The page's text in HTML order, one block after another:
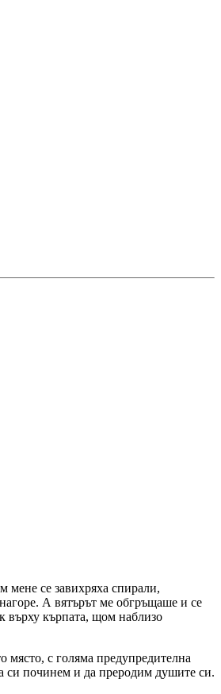
мене се завихряха спирали,
А вятърът ме обгръщаше и се
върху кърпата, щом наблизо
място, с голяма предупредителна
си починем и да преродим душите си.